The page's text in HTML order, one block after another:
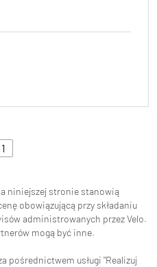
1
niniejszej stronie stanowią
obowiązującą przy składaniu
administrowanych przez Velo.
mogą być inne.
pośrednictwem usługi "Realizuj